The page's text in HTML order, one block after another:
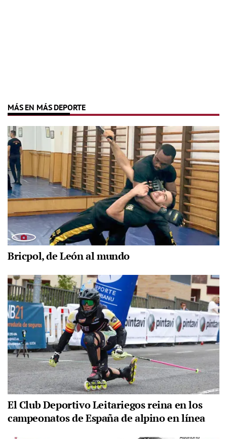
MÁS EN MÁS DEPORTE
Bricpol, de León al mundo
El Club Deportivo Leitariegos reina en los
campeonatos de España de alpino en línea